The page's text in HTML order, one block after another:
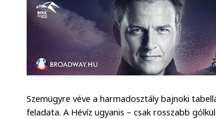
Szemügyre véve a harmadosztály bajnoki
feladata. A Hévíz ugyanis – csak rosszabb